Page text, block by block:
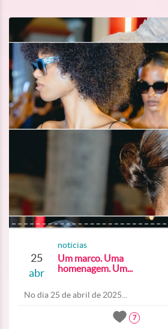
25
abr
noticias
Um marco. Uma
homenagem. Um...
No dia 25 de abril de 2025...
7